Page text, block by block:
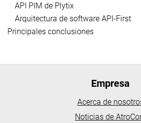
API PIM de Plytix
Arquitectura de software API-First
Principales conclusiones
Empresa
Acerca de
Noticias de